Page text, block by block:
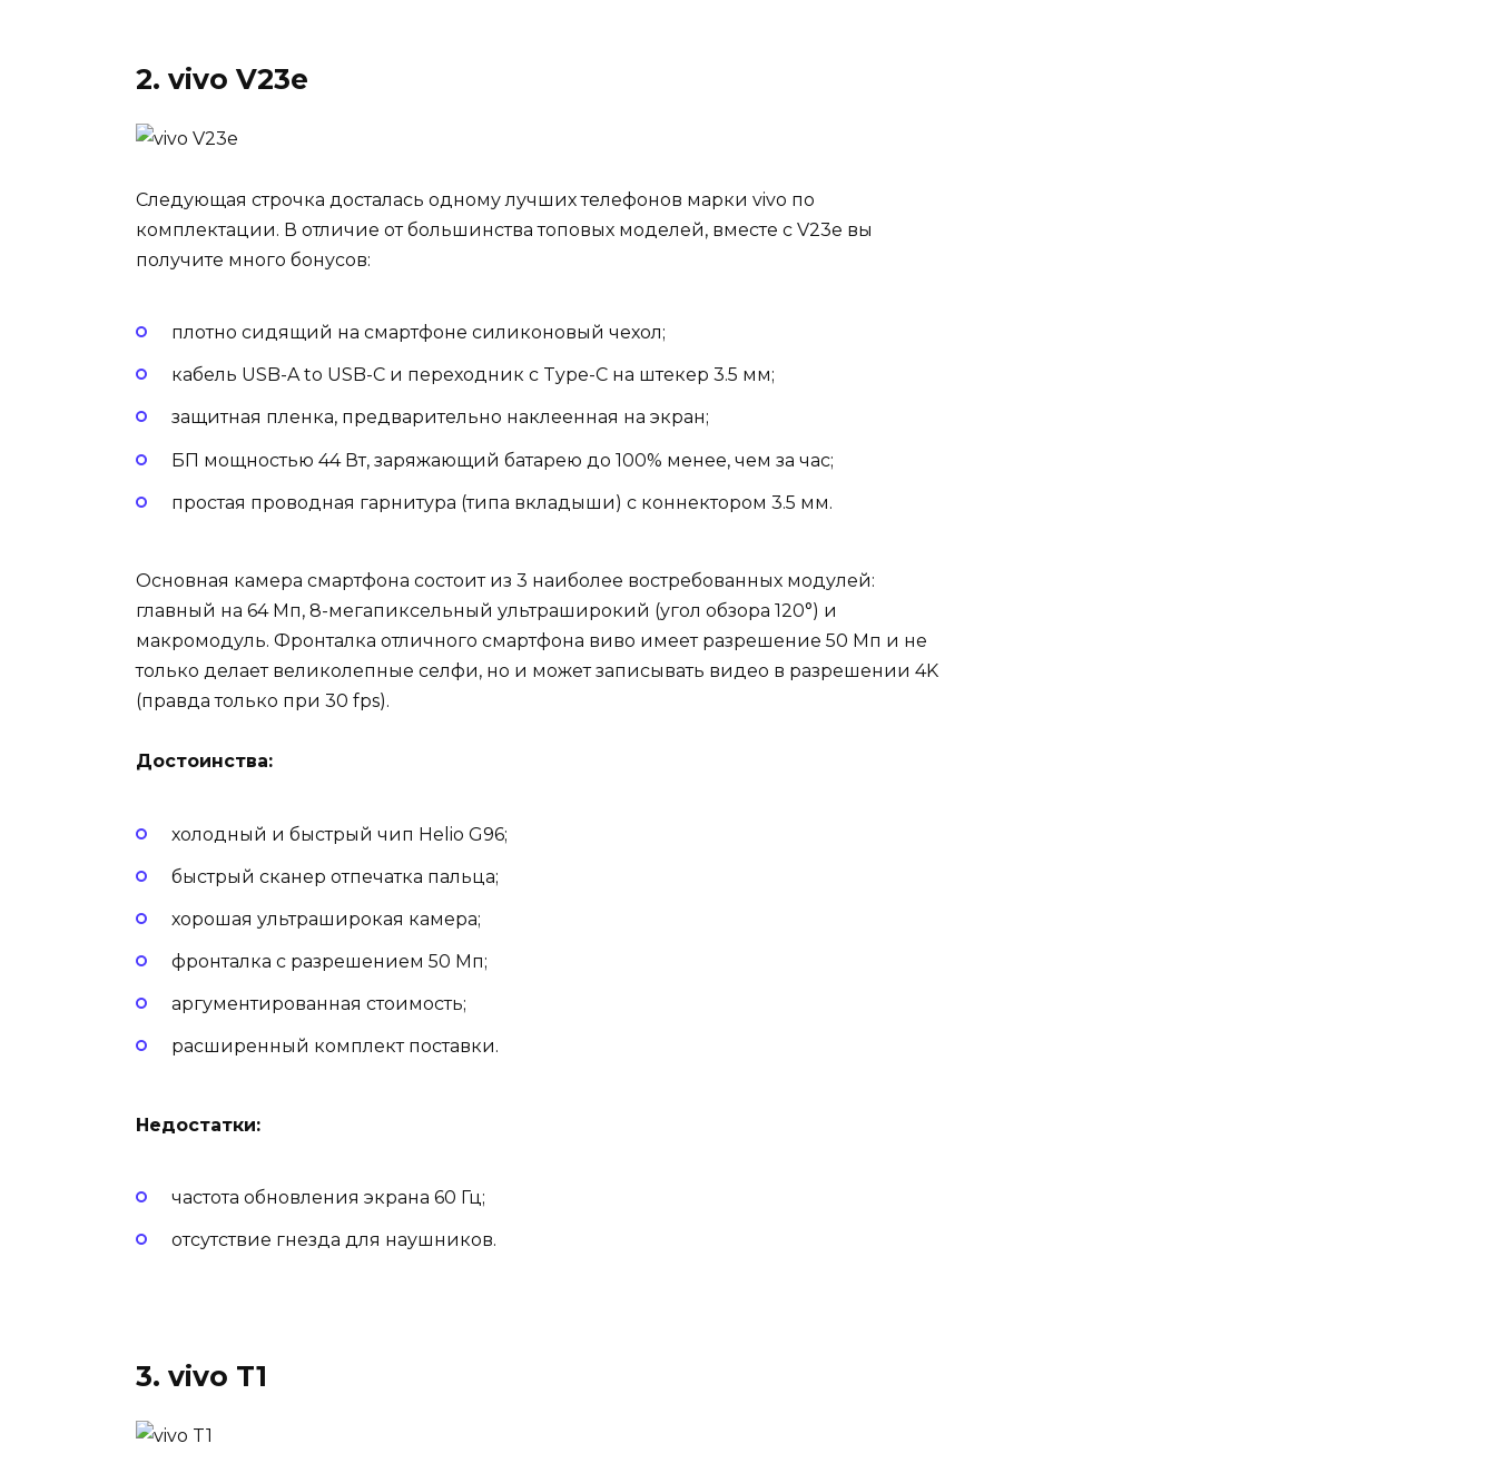
2. vivo V23e
Следующая строчка досталась одному лучших телефонов марки vivo по
комплектации. В отличие от большинства топовых моделей, вместе с V23e вы
получите много бонусов:
плотно сидящий на смартфоне силиконовый чехол;
кабель USB-A to USB-C и переходник с Type-C на штекер 3.5 мм;
защитная пленка, предварительно наклеенная на экран;
БП мощностью 44 Вт, заряжающий батарею до 100% менее, чем за час;
простая проводная гарнитура (типа вкладыши) с коннектором 3.5 мм.
Основная камера смартфона состоит из 3 наиболее востребованных модулей:
главный на 64 Мп, 8-мегапиксельный ультраширокий (угол обзора 120°) и
макромодуль. Фронталка отличного смартфона виво имеет разрешение 50 Мп и не
только делает великолепные селфи, но и может записывать видео в разрешении 4K
(правда только при 30 fps).
Достоинства:
холодный и быстрый чип Helio G96;
быстрый сканер отпечатка пальца;
хорошая ультраширокая камера;
фронталка с разрешением 50 Мп;
аргументированная стоимость;
расширенный комплект поставки.
Недостатки:
частота обновления экрана 60 Гц;
отсутствие гнезда для наушников.
3. vivo T1